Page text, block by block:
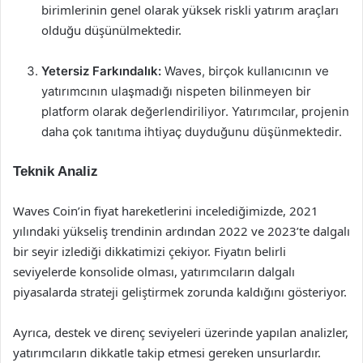
birimlerinin genel olarak yüksek riskli yatırım araçları
olduğu düşünülmektedir.
Yetersiz Farkındalık: Waves, birçok kullanıcının ve
yatırımcının ulaşmadığı nispeten bilinmeyen bir
platform olarak değerlendiriliyor. Yatırımcılar, projenin
daha çok tanıtıma ihtiyaç duyduğunu düşünmektedir.
Teknik Analiz
Waves Coin’in fiyat hareketlerini incelediğimizde, 2021
yılındaki yükseliş trendinin ardından 2022 ve 2023’te dalgalı
bir seyir izlediği dikkatimizi çekiyor. Fiyatın belirli
seviyelerde konsolide olması, yatırımcıların dalgalı
piyasalarda strateji geliştirmek zorunda kaldığını gösteriyor.
Ayrıca, destek ve direnç seviyeleri üzerinde yapılan analizler,
yatırımcıların dikkatle takip etmesi gereken unsurlardır.